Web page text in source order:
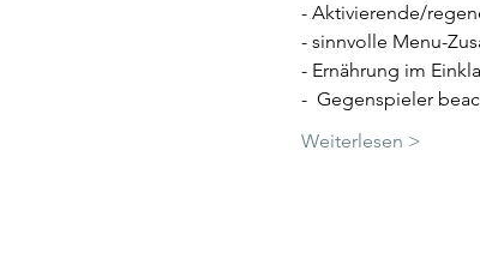
- Aktivierende/
- sinnvolle Menu-
- Ernährung im
-  Gegenspieler
Weiterlesen >